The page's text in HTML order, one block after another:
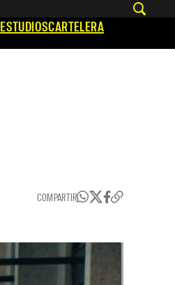
ESTUDIOSCARTELERA
COMPARTIR